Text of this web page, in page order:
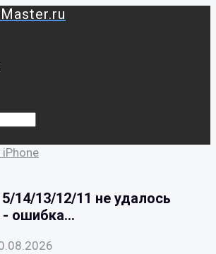
14/13/12/11 не удалось
- ошибка...